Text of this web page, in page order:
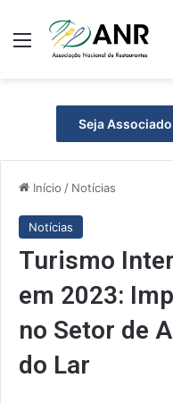
Menu
Seja Associado
Início / Notícias
Notícias
Turismo
em 2023:
no Setor de
do Lar